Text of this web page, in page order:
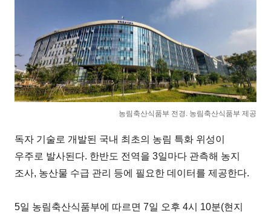
농림축산식품부 전경. 농림축산식품부 제공
독자 기술로 개발된 국내 최초의 농림 특화 위성이
우주로 발사된다. 한반도 전역을 3일마다 관측해 농지
조사, 농산물 수급 관리 등에 필요한 데이터를 제공한다.
5일 농림축산식품부에 따르면 7일 오후 4시 10분(현지